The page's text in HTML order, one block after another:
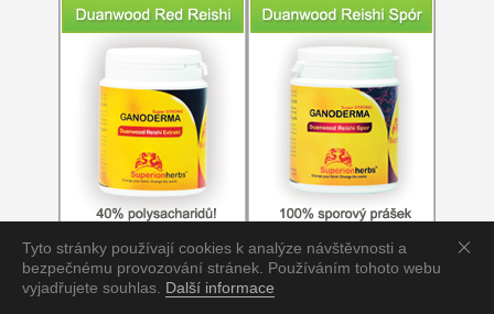
Tyto stránky používají cookies k analýze návštěvnosti a
bezpečnému provozování stránek. Používáním tohoto webu
vyjadřujete souhlas. Další informace